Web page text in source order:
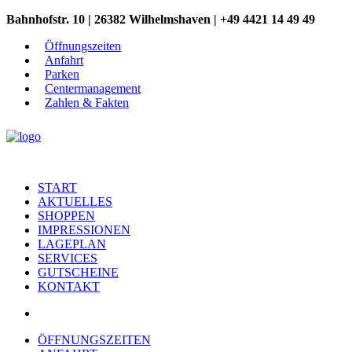
Bahnhofstr. 10 | 26382 Wilhelmshaven | +49 4421 14 49 49
Öffnungszeiten
Anfahrt
Parken
Centermanagement
Zahlen & Fakten
START
AKTUELLES
SHOPPEN
IMPRESSIONEN
LAGEPLAN
SERVICES
GUTSCHEINE
KONTAKT
ÖFFNUNGSZEITEN